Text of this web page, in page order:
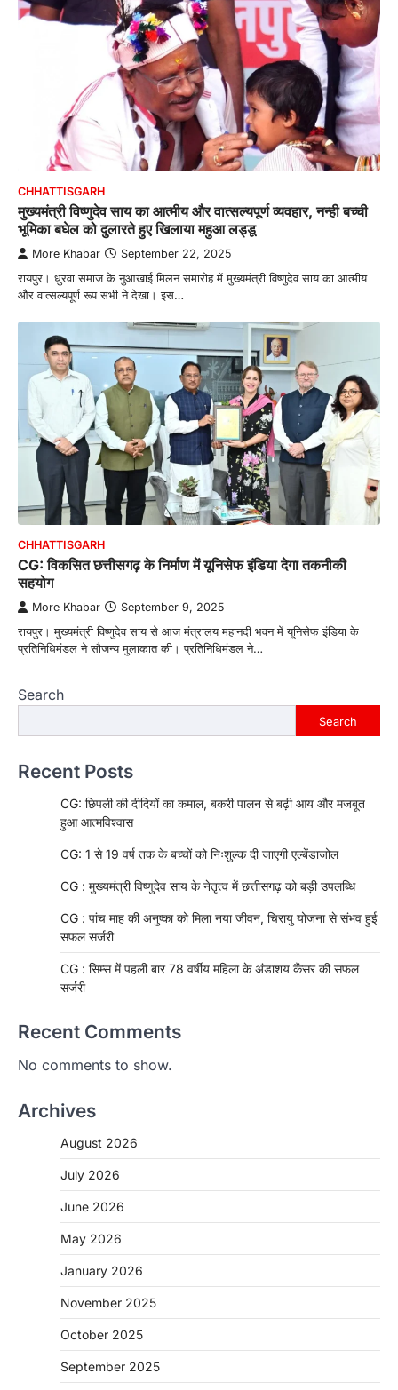
CHHATTISGARH
मुख्यमंत्री विष्णुदेव साय का आत्मीय और वात्सल्यपूर्ण व्यवहार, नन्ही बच्ची
भूमिका बघेल को दुलारते हुए खिलाया महुआ लड्डू
More Khabar September 22, 2025
रायपुर। धुरवा समाज के नुआखाई मिलन समारोह में मुख्यमंत्री विष्णुदेव साय का आत्मीय
और वात्सल्यपूर्ण रूप सभी ने देखा। इस…
CHHATTISGARH
CG: विकसित छत्तीसगढ़ के निर्माण में यूनिसेफ इंडिया देगा तकनीकी
सहयोग
More Khabar September 9, 2025
रायपुर। मुख्यमंत्री विष्णुदेव साय से आज मंत्रालय महानदी भवन में यूनिसेफ इंडिया के
प्रतिनिधिमंडल ने सौजन्य मुलाकात की। प्रतिनिधिमंडल ने…
Search
Search
Recent Posts
CG: छिपली की दीदियों का कमाल, बकरी पालन से बढ़ी आय और मजबूत
हुआ आत्मविश्वास
CG: 1 से 19 वर्ष तक के बच्चों को निःशुल्क दी जाएगी एल्बेंडाजोल
CG : मुख्यमंत्री विष्णुदेव साय के नेतृत्व में छत्तीसगढ़ को बड़ी उपलब्धि
CG : पांच माह की अनुष्का को मिला नया जीवन, चिरायु योजना से संभव हुई
सफल सर्जरी
CG : सिम्स में पहली बार 78 वर्षीय महिला के अंडाशय कैंसर की सफल
सर्जरी
Recent Comments
No comments to show.
Archives
August 2026
July 2026
June 2026
May 2026
January 2026
November 2025
October 2025
September 2025
CHHATTISGARH
CG: 1 से 19 वर्ष तक के बच्चों को निःशुल्क दी
जाएगी एल्बेंडाजोल
More Khabar August 7, 2026
रायपुर। राष्ट्रीय कृमि मुक्ति दिवस भारत सरकार द्वारा
बच्चों के स्वास्थ्य सुधार के लिए वर्ष…